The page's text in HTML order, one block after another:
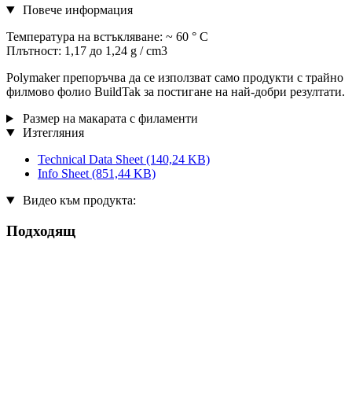
Повече информация
Температура на встъкляване: ~ 60 ° C
Плътност: 1,17 до 1,24 g / cm3
Polymaker препоръчва да се използват само продукти с трайно
филмово фолио BuildTak за постигане на най-добри резултати.
Размер на макарата с филаменти
Изтегляния
Technical Data Sheet (140,24 KB)
Info Sheet (851,44 KB)
Видео към продукта:
Подходящ